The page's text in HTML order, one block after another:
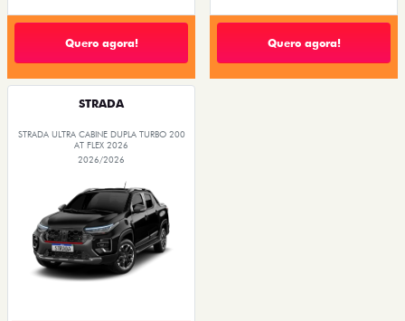
Quero agora! Quero agora!
STRADA
STRADA ULTRA CABINE DUPLA TURBO 200
AT FLEX 2026
2026/2026